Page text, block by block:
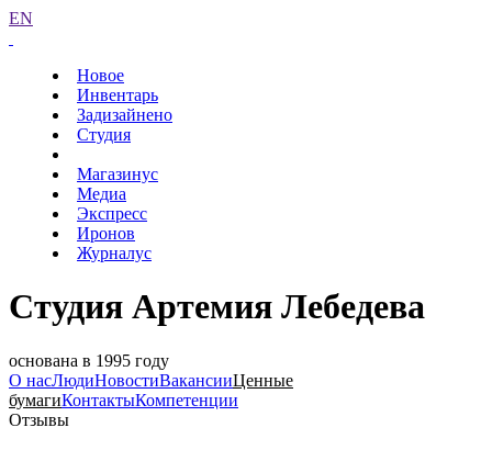
EN
Новое
Инвентарь
Задизайнено
Студия
Магазинус
Медиа
Экспресс
Иронов
Журналус
Студия Артемия Лебедева
основана в 1995 году
О насЛюдиНовостиВакансииЦенные
бумагиКонтактыКомпетенции
Отзывы